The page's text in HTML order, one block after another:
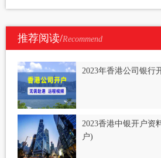
推荐阅读/Recommend
2023年香港公司银行
2023香港中银开户资
户)